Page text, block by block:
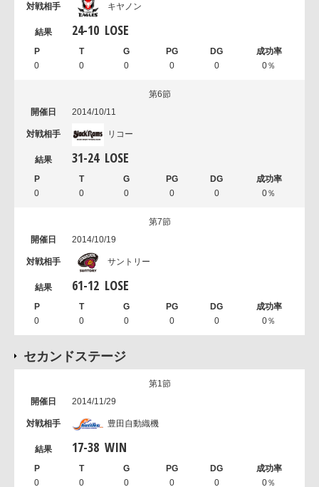
キヤノン
24-10 LOSE
0 0 0 0 0 0％
第6節
2014/10/11
リコー
31-24 LOSE
0 0 0 0 0 0％
第7節
2014/10/19
サントリー
61-12 LOSE
0 0 0 0 0 0％
セカンドステージ
第1節
2014/11/29
豊田自動織機
17-38 WIN
0 0 0 0 0 0％